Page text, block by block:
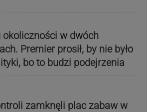
okoliczności w dwóch
Premier prosił, by nie było
bo to budzi podejrzenia
zamknęli plac zabaw w